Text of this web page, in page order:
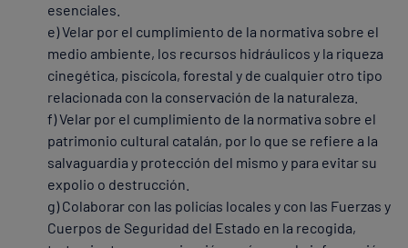
esenciales.
e) Velar por el cumplimiento de la normativa sobre el
medio ambiente, los recursos hidráulicos y la riqueza
cinegética, piscícola, forestal y de cualquier otro tipo
relacionada con la conservación de la naturaleza.
f) Velar por el cumplimiento de la normativa sobre el
patrimonio cultural catalán, por lo que se refiere a la
salvaguardia y protección del mismo y para evitar su
expolio o destrucción.
g) Colaborar con las policías locales y con las Fuerzas y
Cuerpos de Seguridad del Estado en la recogida,